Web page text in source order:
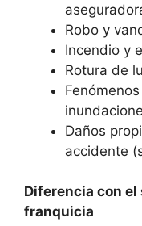
Robo y
Incendio y
Rotura de
Daños
accidente
Diferencia con el
franquicia